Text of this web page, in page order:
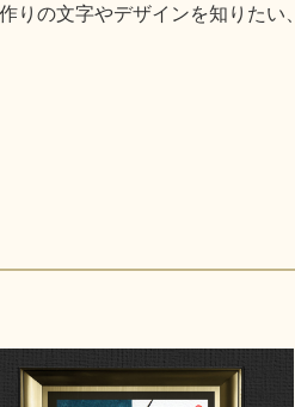
の文字やデザインを知りた